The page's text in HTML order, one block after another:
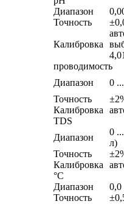
Диапазон
Точность
Калибровка
проводимость
Диапазон
0
Точность
Калибровка
TDS
Диапазон
0
л)
Точность
Калибровка
°C
Диапазон
0,0
Точность